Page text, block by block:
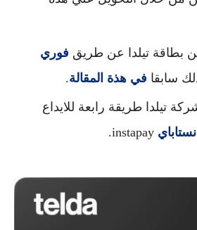
بطاقة تيلدا عن طريق فوري
سابقا في هذة المقالة.
تيلدا طريقة رابعة للايداع